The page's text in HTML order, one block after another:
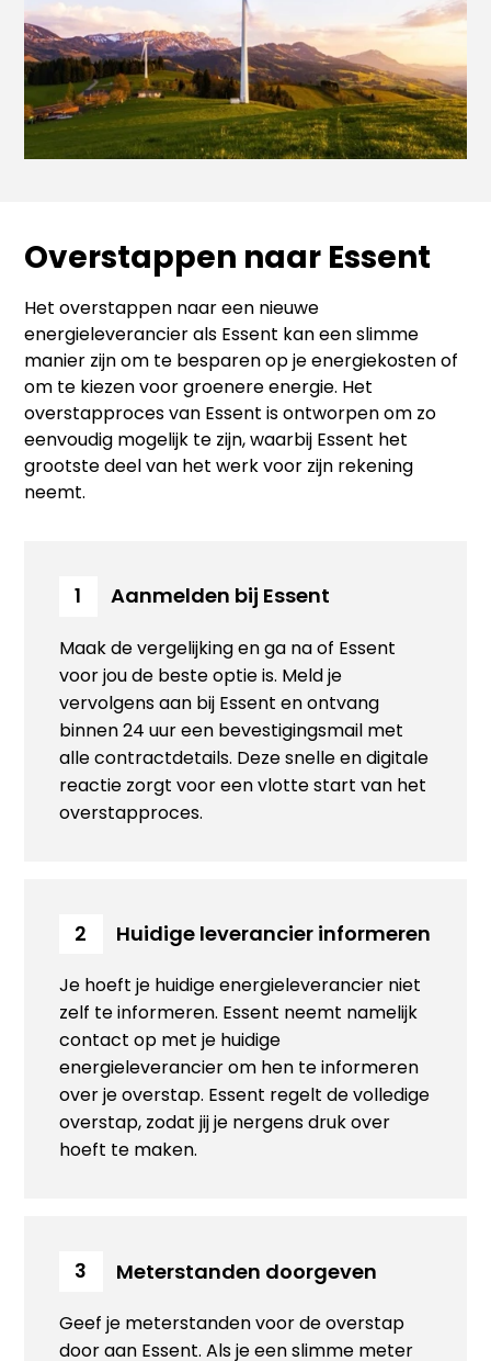
Overstappen naar Essent
Het overstappen naar een nieuwe
energieleverancier als Essent kan een slimme
manier zijn om te besparen op je energiekosten of
om te kiezen voor groenere energie. Het
overstapproces van Essent is ontworpen om zo
eenvoudig mogelijk te zijn, waarbij Essent het
grootste deel van het werk voor zijn rekening
neemt.
1 Aanmelden bij Essent
Maak de vergelijking en ga na of Essent
voor jou de beste optie is. Meld je
vervolgens aan bij Essent en ontvang
binnen 24 uur een bevestigingsmail met
alle contractdetails. Deze snelle en digitale
reactie zorgt voor een vlotte start van het
overstapproces.
2 Huidige leverancier informeren
Je hoeft je huidige energieleverancier niet
zelf te informeren. Essent neemt namelijk
contact op met je huidige
energieleverancier om hen te informeren
over je overstap. Essent regelt de volledige
overstap, zodat jij je nergens druk over
hoeft te maken.
3 Meterstanden doorgeven
Geef je meterstanden voor de overstap
door aan Essent. Als je een slimme meter